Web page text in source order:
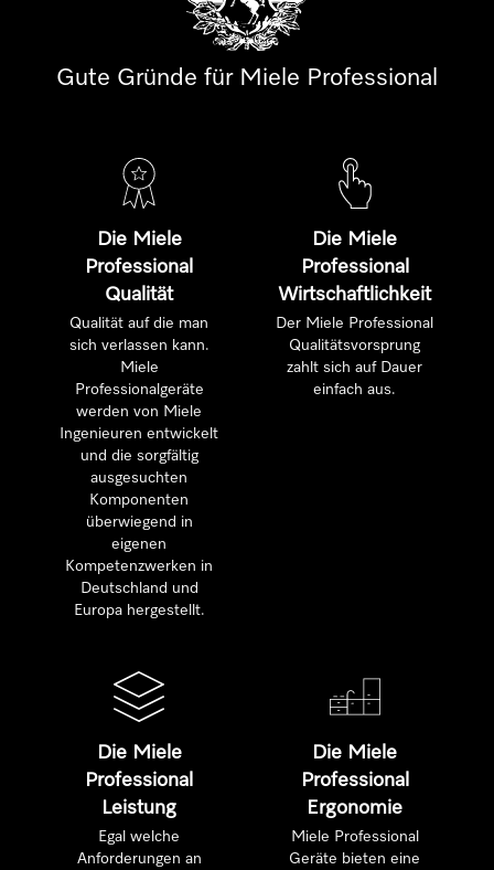
Gute Gründe für Miele Professional
Die Miele
Professional
Qualität
Qualität auf die man
sich verlassen kann.
Miele
Professionalgeräte
werden von Miele
Ingenieuren entwickelt
und die sorgfältig
ausgesuchten
Komponenten
überwiegend in
eigenen
Kompetenzwerken in
Deutschland und
Europa hergestellt.
Die Miele
Professional
Wirtschaftlichkeit
Der Miele Professional
Qualitätsvorsprung
zahlt sich auf Dauer
einfach aus.
Die Miele
Professional
Leistung
Egal welche
Anforderungen an
Die Miele
Professional
Ergonomie
Miele Professional
Geräte bieten eine